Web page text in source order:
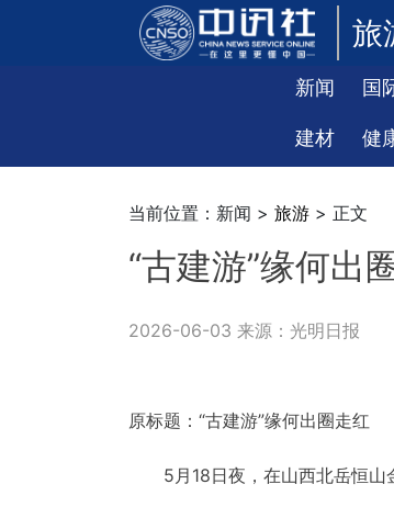
旅
新闻 国
建材 健
当前位置：新闻 > 旅游 > 正文
“古建游”缘何出
2026-06-03 来源：光明日报
原标题：“古建游”缘何出圈走红
5月18日夜，在山西北岳恒